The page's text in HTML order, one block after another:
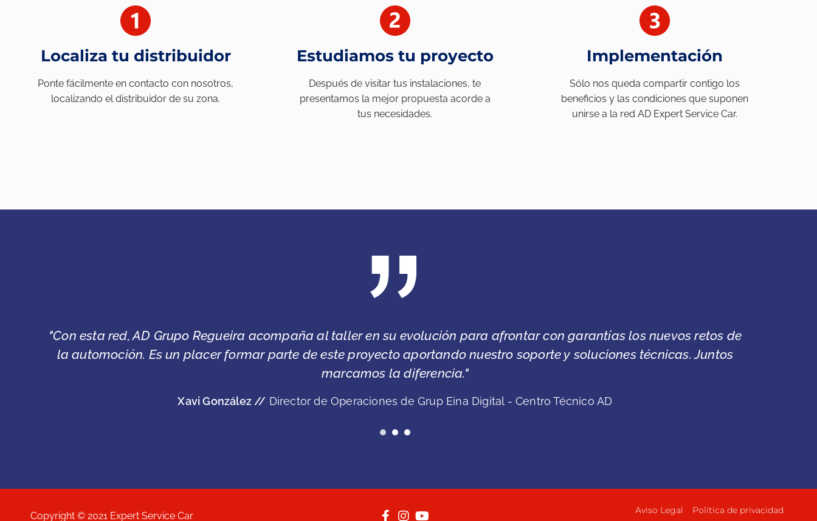
Localiza tu distribuidor
Ponte fácilmente en contacto con nosotros,
localizando el distribuidor de su zona.
Estudiamos tu proyecto
Después de visitar tus instalaciones, te
presentamos la mejor propuesta acorde a
tus necesidades.
Implementación
Sólo nos queda compartir contigo los
beneficios y las condiciones que suponen
unirse a la red AD Expert Service Car.
nuevos retos de
técnicas. Juntos
"Tenía claro que quería pertenecer a una red que me proporcionara imagen, información y asistencia, por eso
decanté por unirme a AD Expert Service Car."
Benigno Costas //
Copyright © 2021 Expert Service Car
Aviso Legal Política de privacidad